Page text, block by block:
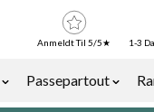
Passepartout
Anmeldt Til 5/5★ 1-3